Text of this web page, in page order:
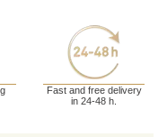
Fast and free delivery
in 24-48 h.